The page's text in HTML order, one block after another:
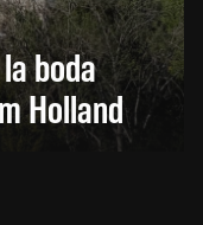
boda
Holland